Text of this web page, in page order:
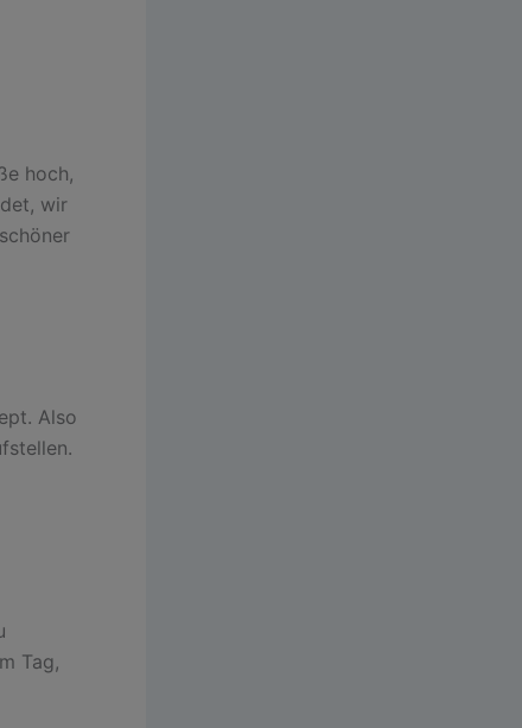
hoch,
wir
Also
Tag,